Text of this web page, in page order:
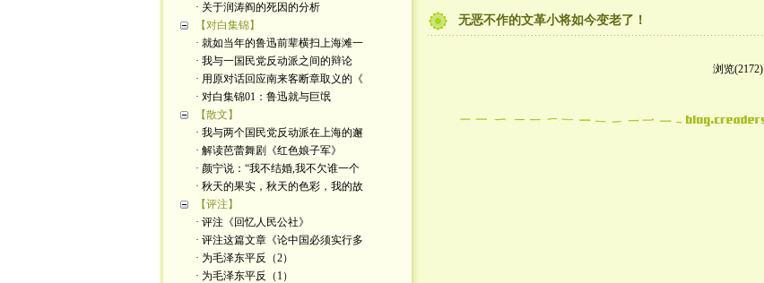
· 关于润涛阎的死因的分析
【对白集锦】
· 就如当年的鲁迅前辈横扫上海滩一
· 我与一国民党反动派之间的辩论
· 用原对话回应南来客断章取义的《
· 对白集锦01：鲁迅就与巨氓
【散文】
· 我与两个国民党反动派在上海的邂
· 解读芭蕾舞剧《红色娘子军》
· 颜宁说：“我不结婚,我不欠谁一个
· 秋天的果实，秋天的色彩，我的故
【评注】
· 评注《回忆人民公社》
· 评注这篇文章《论中国必须实行多
· 为毛泽东平反（2）
· 为毛泽东平反（1）
无恶不作的文革小将如今变老了！
浏览(2172)